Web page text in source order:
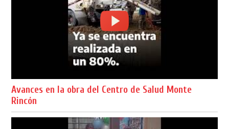
Avances en la obra del Centro de Salud Monte
Rincón